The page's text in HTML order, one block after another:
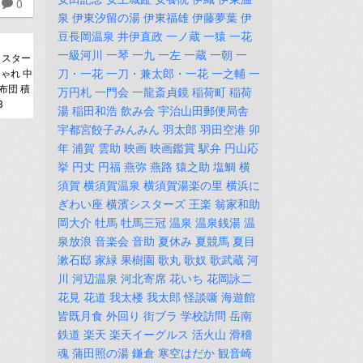
0
ター
れ 中
団 積
泉 伊東汐留の湯 伊東福雄 伊藤夢葉 伊
豆長岡温泉 井伊直政 一ノ蔵 一猿 一花
一級河川 一琴 一九 一左 一蔵 一朝 一
刀・一花 一刀・兼太郎・一花 一之輔 一
万円札 一門会 一龍斎貞鏡 稲荷町 稲荷
湯 稲田和浩 飲み会 宇治山田郵便局舎
宇都宮餃子みんみん 羽太郎 羽田空港 卯
年 浦賀 雲助 映画 映画鑑賞 駅弁 円山応
挙 円丈 円福 燕弥 燕路 猿之助 塩鯛 横
須賀 横須賀温泉 横須賀湯楽の里 横浜に
ぎわい座 横濱シスターズ 王楽 翁家和助
岡大介 牡馬 牡馬三冠 温泉 温泉銭湯 温
泉放浪 音楽会 音助 夏休み 夏競馬 夏目
漱石邸 家緑 果樹園 歌丸 歌奴 歌武蔵 河
川 河辺温泉 河北寄席 花いち 花岡詠二
花見 花道 我太楼 我太郎 怪談噺 海遊館
皆既月食 外回り 街ブラ 学校訪問 岳南
鉄道 楽天 楽天イーグルス 活火山 滑稽
魂 蒲田照の湯 鎌倉 寒空はだか 観音崎